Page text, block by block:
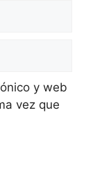
y web
vez que